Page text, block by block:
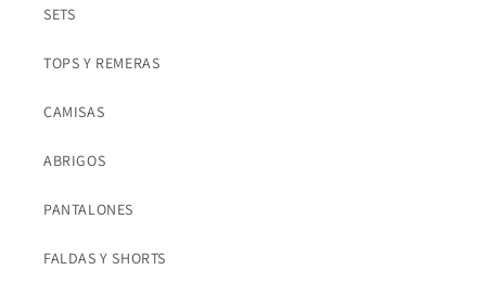
SETS
TOPS Y REMERAS
CAMISAS
ABRIGOS
PANTALONES
FALDAS Y SHORTS